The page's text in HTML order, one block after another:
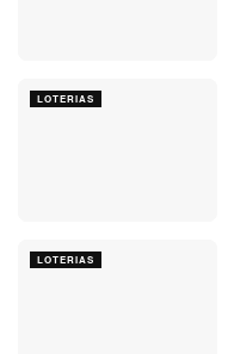
LOTERIAS
LOTERIAS